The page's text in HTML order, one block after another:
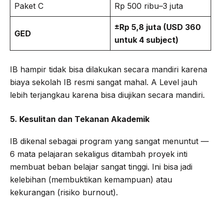
Paket C Rp 500 ribu–3 juta
GED
±Rp 5,8 juta (USD 360
untuk 4 subject)
IB hampir tidak bisa dilakukan secara mandiri karena
biaya sekolah IB resmi sangat mahal. A Level jauh
lebih terjangkau karena bisa diujikan secara mandiri.
5. Kesulitan dan Tekanan Akademik
IB dikenal sebagai program yang sangat menuntut —
6 mata pelajaran sekaligus ditambah proyek inti
membuat beban belajar sangat tinggi. Ini bisa jadi
kelebihan (membuktikan kemampuan) atau
kekurangan (risiko burnout).